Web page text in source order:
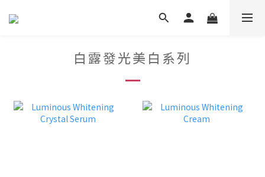
白露發光美白系列